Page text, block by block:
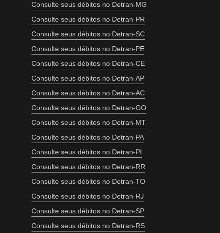
Consulte seus débitos no Detran-MG
Consulte seus débitos no Detran-PR
Consulte seus débitos no Detran-SC
Consulte seus débitos no Detran-PE
Consulte seus débitos no Detran-CE
Consulte seus débitos no Detran-AP
Consulte seus débitos no Detran-AC
Consulte seus débitos no Detran-GO
Consulte seus débitos no Detran-MT
Consulte seus débitos no Detran-PA
Consulte seus débitos no Detran-PI
Consulte seus débitos no Detran-RR
Consulte seus débitos no Detran-TO
Consulte seus débitos no Detran-RJ
Consulte seus débitos no Detran-SP
Consulte seus débitos no Detran-RS